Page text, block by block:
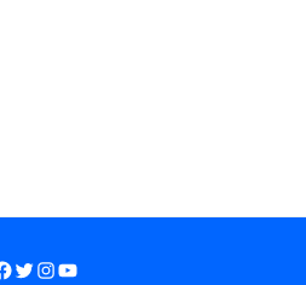
Twitter
Instagram
YouTube